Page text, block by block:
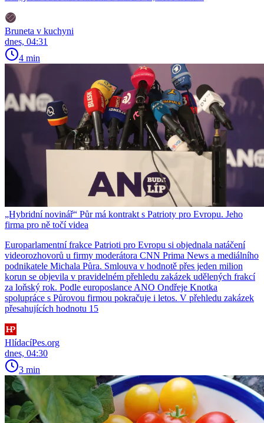
Bruneta v kuchyni
dnes, 04:31
4 min
„Hybridní novinář“ Půr má kontrakt s Patrioty pro Evropu. Jeho
firma pro ně točí videa
Europarlamentní frakce Patrioti pro Evropu si objednala natáčení
videorozhovorů u firmy moderátora CNN Prima News a mediálního
podnikatele Michala Půra. Smlouva v hodnotě přes jeden milion
korun se objevila v pravidelném přehledu zakázek udělených frakcí
za loňský rok. Podle europoslance ANO Ondřeje Knotka
spolupráce s Půrovou firmou pokračuje i letos. V přehledu zakázek
přesahujících hodnotu 15
HlídacíPes.org
dnes, 04:30
3 min